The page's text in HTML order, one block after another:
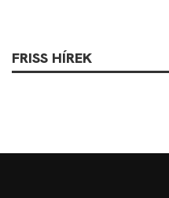
FRISS HÍREK